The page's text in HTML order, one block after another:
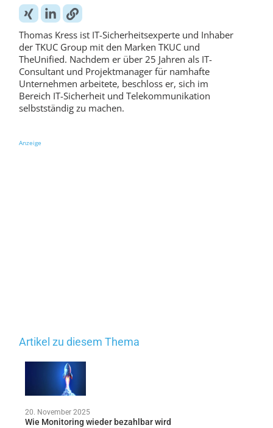
Thomas Kress ist IT-Sicherheitsexperte und Inhaber
der TKUC Group mit den Marken TKUC und
TheUnified. Nachdem er über 25 Jahren als IT-
Consultant und Projektmanager für namhafte
Unternehmen arbeitete, beschloss er, sich im
Bereich IT-Sicherheit und Telekommunikation
selbstständig zu machen.
Anzeige
Artikel zu diesem Thema
20. November 2025
Wie Monitoring wieder bezahlbar wird